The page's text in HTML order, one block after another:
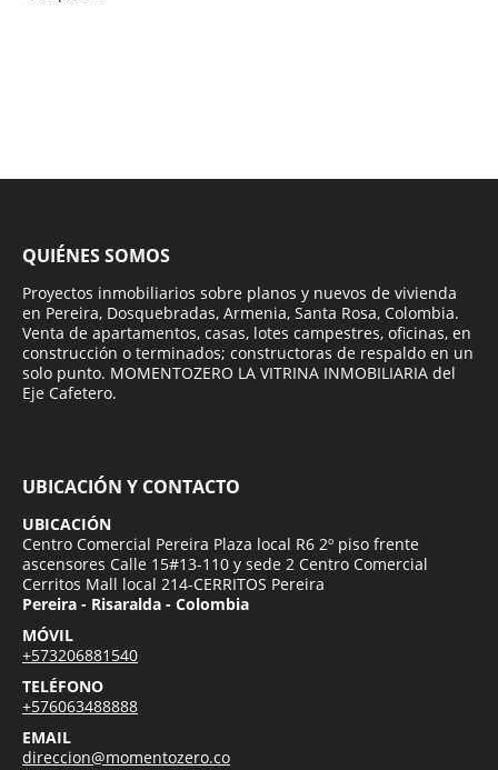
QUIÉNES SOMOS
Proyectos inmobiliarios sobre planos y nuevos de vivienda
en Pereira, Dosquebradas, Armenia, Santa Rosa, Colombia.
Venta de apartamentos, casas, lotes campestres, oficinas, en
construcción o terminados; constructoras de respaldo en un
solo punto. MOMENTOZERO LA VITRINA INMOBILIARIA del
Eje Cafetero.
UBICACIÓN Y CONTACTO
UBICACIÓN
Centro Comercial Pereira Plaza local R6 2º piso frente
ascensores Calle 15#13-110 y sede 2 Centro Comercial
Cerritos Mall local 214-CERRITOS Pereira
Pereira - Risaralda - Colombia
MÓVIL
+573206881540
TELÉFONO
+576063488888
EMAIL
direccion@momentozero.co